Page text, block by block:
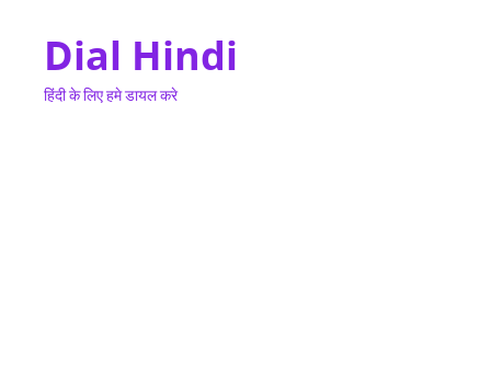
Dial Hindi
हिंदी के लिए हमे डायल करे